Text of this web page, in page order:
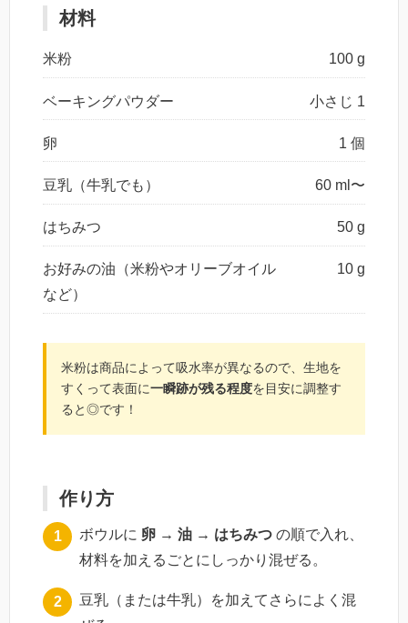
材料
米粉 100 g
ベーキングパウダー 小さじ 1
卵 1 個
豆乳（牛乳でも） 60 ml〜
はちみつ 50 g
お好みの油（米粉やオリーブオイル
など）
10 g
米粉は商品によって吸水率が異なるので、生地を
すくって表面に一瞬跡が残る程度を目安に調整す
ると◎です！
作り方
ボウルに 卵 → 油 → はちみつ の順で入れ、
材料を加えるごとにしっかり混ぜる。
豆乳（または牛乳）を加えてさらによく混